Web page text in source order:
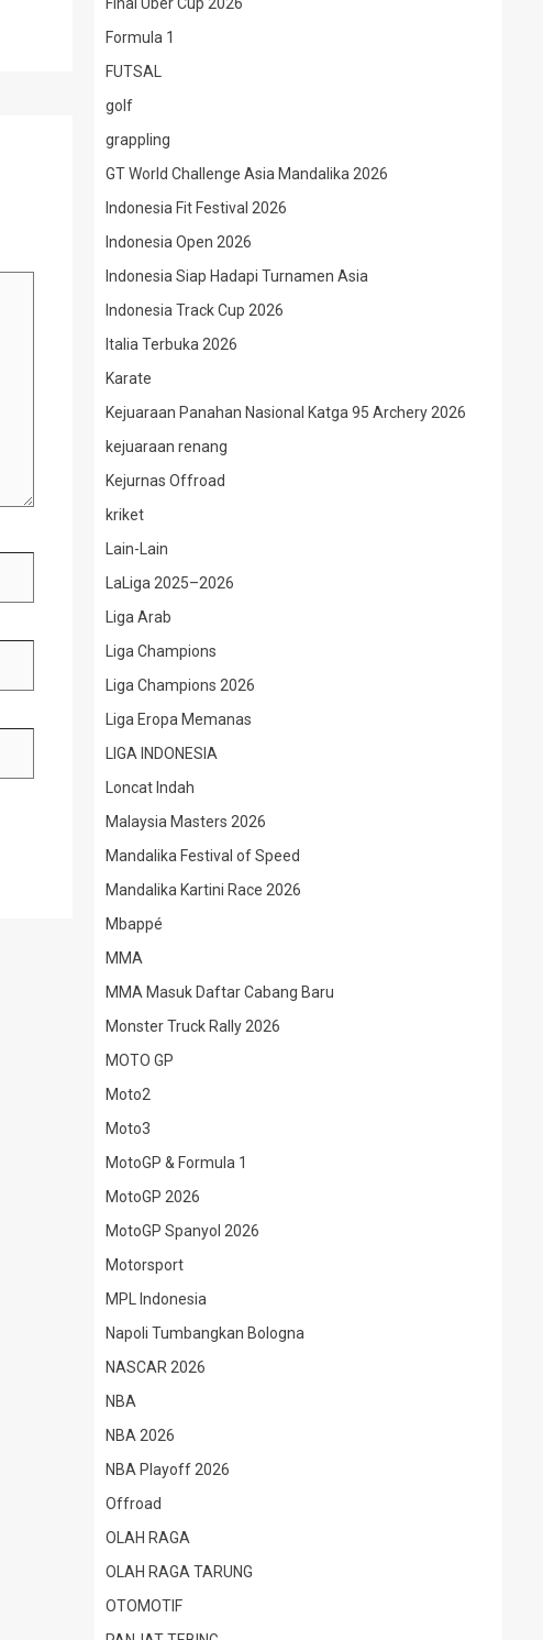
Formula 1
FUTSAL
golf
grappling
GT World Challenge Asia Mandalika 2026
Indonesia Fit Festival 2026
Indonesia Open 2026
Indonesia Siap Hadapi Turnamen Asia
Indonesia Track Cup 2026
Italia Terbuka 2026
Karate
Kejuaraan Panahan Nasional Katga 95 Archery 2026
kejuaraan renang
Kejurnas Offroad
kriket
Lain-Lain
LaLiga 2025–2026
Liga Arab
Liga Champions
Liga Champions 2026
Liga Eropa Memanas
LIGA INDONESIA
Loncat Indah
Malaysia Masters 2026
Mandalika Festival of Speed
Mandalika Kartini Race 2026
Mbappé
MMA
MMA Masuk Daftar Cabang Baru
Monster Truck Rally 2026
MOTO GP
Moto2
Moto3
MotoGP & Formula 1
MotoGP 2026
MotoGP Spanyol 2026
Motorsport
MPL Indonesia
Napoli Tumbangkan Bologna
NASCAR 2026
NBA
NBA 2026
NBA Playoff 2026
Offroad
OLAH RAGA
OLAH RAGA TARUNG
OTOMOTIF